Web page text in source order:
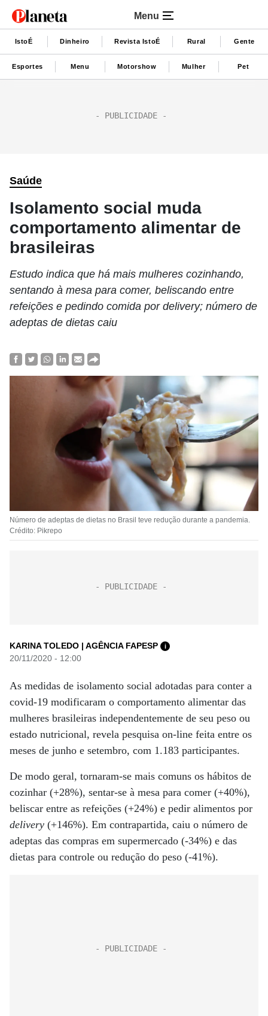
Menu
IstoÉ Dinheiro Revista IstoÉ Rural Gente
Esportes Menu Motorshow Mulher Pet
Saúde
Isolamento social muda
comportamento alimentar de
brasileiras
Estudo indica que há mais mulheres cozinhando,
sentando à mesa para comer, beliscando entre
refeições e pedindo comida por delivery; número de
adeptas de dietas caiu
Número de adeptas de dietas no Brasil teve redução durante a pandemia.
Crédito: Pikrepo
KARINA TOLEDO | AGÊNCIA FAPESP i
20/11/2020 - 12:00
As medidas de isolamento social adotadas para conter a
covid-19 modificaram o comportamento alimentar das
mulheres brasileiras independentemente de seu peso ou
estado nutricional, revela pesquisa on-line feita entre os
meses de junho e setembro, com 1.183 participantes.
De modo geral, tornaram-se mais comuns os hábitos de
cozinhar (+28%), sentar-se à mesa para comer (+40%),
beliscar entre as refeições (+24%) e pedir alimentos por
delivery (+146%). Em contrapartida, caiu o número de
adeptas das compras em supermercado (-34%) e das
dietas para controle ou redução do peso (-41%).